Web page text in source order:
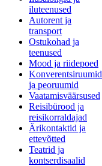
iluteenused
Autorent ja
transport
Ostukohad ja
teenused
Mood ja riidepoed
Konverentsiruumid
ja peoruumid
Vaatamisväärsused
Reisibürood ja
reisikorraldajad
Ärikontaktid ja
ettevõtted
Teatrid ja
kontserdisaalid